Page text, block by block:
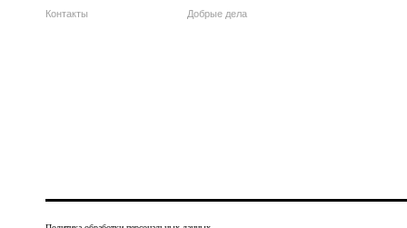
Контакты
Добрые дела